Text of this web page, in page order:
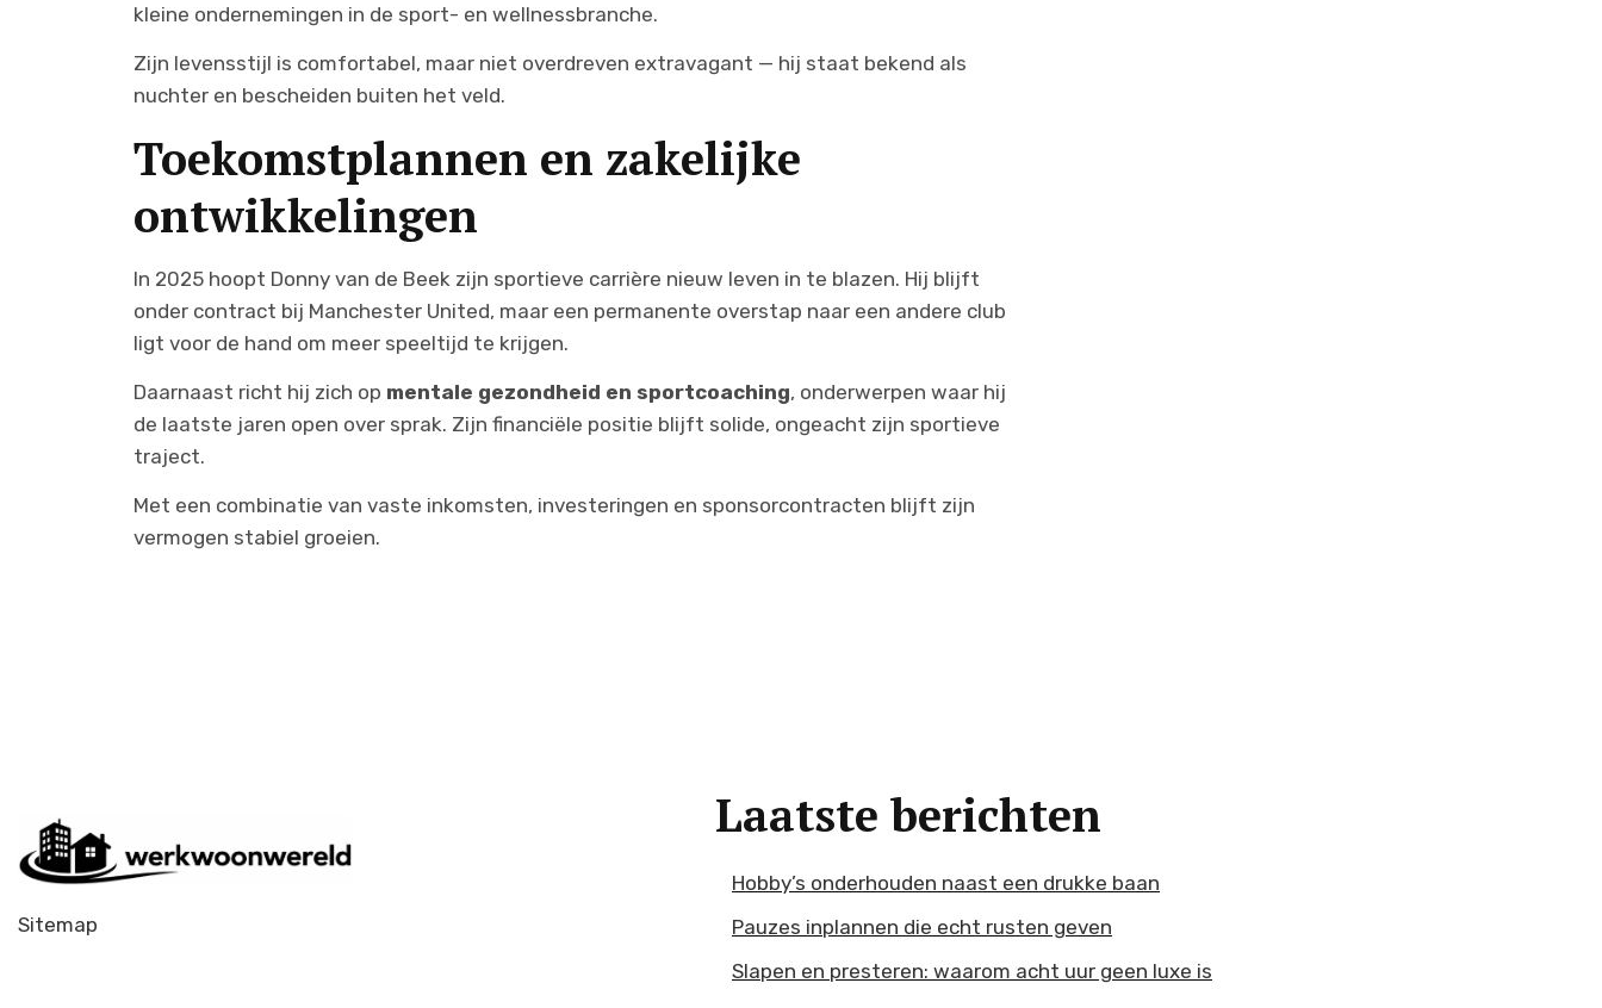
kleine ondernemingen in de sport- en wellnessbranche.
Zijn levensstijl is comfortabel, maar niet overdreven extravagant — hij staat bekend als
nuchter en bescheiden buiten het veld.
Toekomstplannen en zakelijke
ontwikkelingen
In 2025 hoopt Donny van de Beek zijn sportieve carrière nieuw leven in te blazen. Hij blijft
onder contract bij Manchester United, maar een permanente overstap naar een andere club
ligt voor de hand om meer speeltijd te krijgen.
Daarnaast richt hij zich op mentale gezondheid en sportcoaching, onderwerpen waar hij
de laatste jaren open over sprak. Zijn financiële positie blijft solide, ongeacht zijn sportieve
traject.
Met een combinatie van vaste inkomsten, investeringen en sponsorcontracten blijft zijn
vermogen stabiel groeien.
Sitemap
Laatste berichten
Hobby’s onderhouden naast een drukke baan
Pauzes inplannen die echt rusten geven
Slapen en presteren: waarom acht uur geen luxe is